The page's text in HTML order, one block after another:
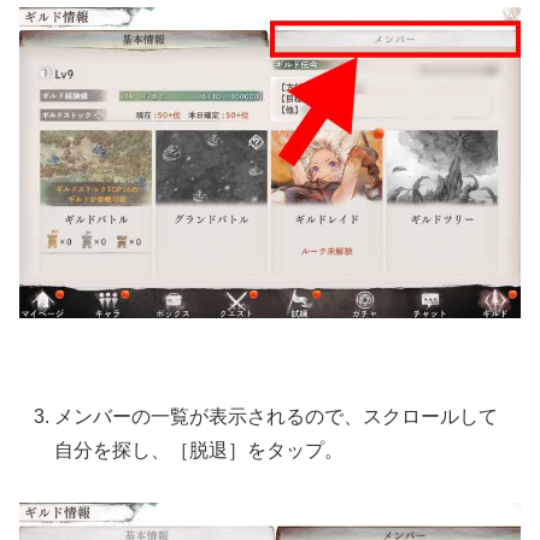
メンバーの一覧が表示されるので、スクロールして
自分を探し、［脱退］をタップ。